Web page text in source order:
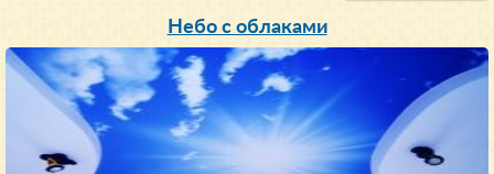
Небо с облаками